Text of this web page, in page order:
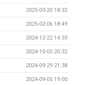
2025-03-20 18:32
2025-02-06 18:49
2024-12-22 14:33
2024-10-05 20:32
2024-09-29 21:38
2024-09-05 19:00